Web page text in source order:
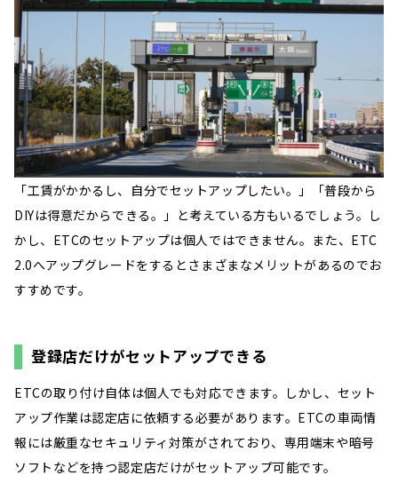
「工賃がかかるし、自分でセットアップしたい。」「普段から
DIYは得意だからできる。」と考えている方もいるでしょう。し
かし、ETCのセットアップは個人ではできません。また、ETC
2.0へアップグレードをするとさまざまなメリットがあるのでお
すすめです。
登録店だけがセットアップできる
ETCの取り付け自体は個人でも対応できます。しかし、セット
アップ作業は認定店に依頼する必要があります。ETCの車両情
報には厳重なセキュリティ対策がされており、専用端末や暗号
ソフトなどを持つ認定店だけがセットアップ可能です。